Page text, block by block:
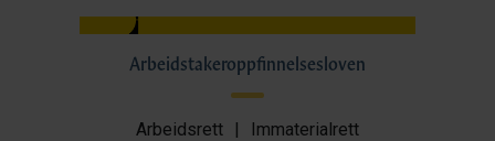
Arbeidstakeroppfinnelsesloven
Arbeidsrett | Immaterialrett